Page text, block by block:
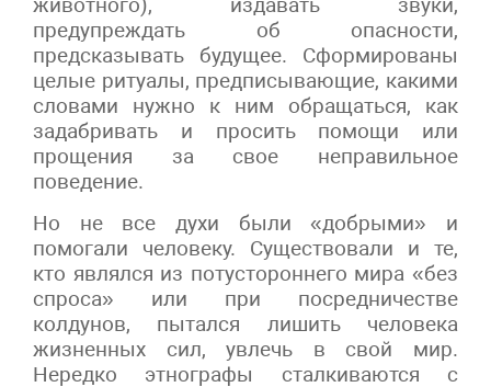
предупреждать об опасности,
предсказывать будущее. Сформированы
целые ритуалы, предписывающие, какими
словами нужно к ним обращаться, как
задабривать и просить помощи или
прощения за свое неправильное
поведение.
Но не все духи были «добрыми» и
помогали человеку. Существовали и те,
кто являлся из потустороннего мира «без
спроса» или при посредничестве
колдунов, пытался лишить человека
жизненных сил, увлечь в свой мир.
Нередко этнографы сталкиваются с